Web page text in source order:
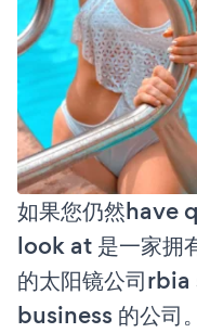
如果您仍然have
look at 是一家拥
的太阳镜公司
business 的公司。